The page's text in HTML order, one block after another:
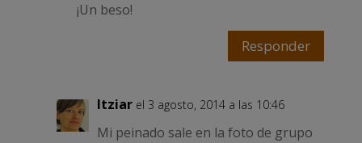
¡Un beso!
Responder
Itziar el 3 agosto, 2014 a las 10:46
Mi peinado sale en la foto de grupo